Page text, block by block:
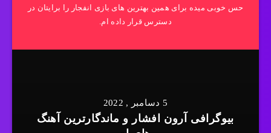
حس خوبی میده برای همین بهترین های بازی انفجار را برایتان در
دسترس قرار داده ام.
5 دسامبر , 2022
بیوگرافی آرون افشار و ماندگارترین آهنگ